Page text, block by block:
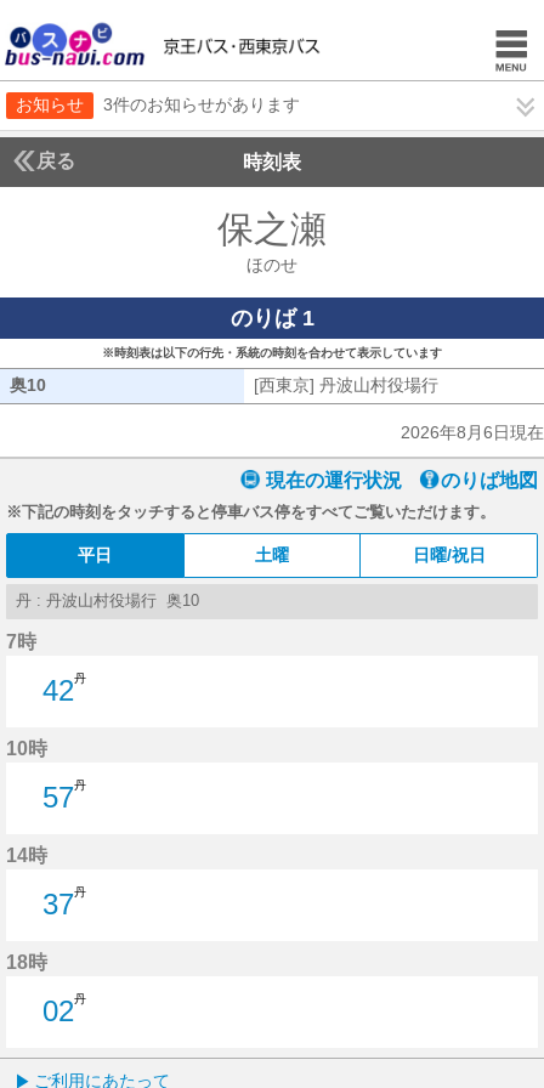
お知らせ 3件のお知らせがあります
戻る 時刻表
保之瀬
ほのせ
のりば 1
※時刻表は以下の行先・系統の時刻を合わせて表示しています
奥10 [西東京] 丹波山村役場行
2026年8月6日現在
現在の運行状況 のりば地図
※下記の時刻をタッチすると停車バス停をすべてご覧いただけます。
平日 土曜 日曜/祝日
丹 : 丹波山村役場行 奥10
7時
42丹
10時
57丹
14時
37丹
18時
02丹
ご利用にあたって